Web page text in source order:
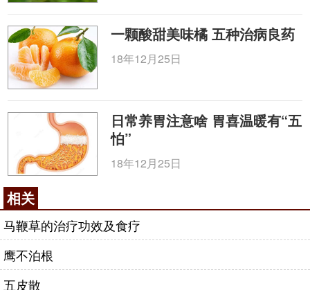
一颗酸甜美味橘 五种治病良药
18年12月25日
日常养胃注意啥 胃喜温暖有“五
怕”
18年12月25日
相关
马鞭草的治疗功效及食疗
鹰不泊根
五皮散